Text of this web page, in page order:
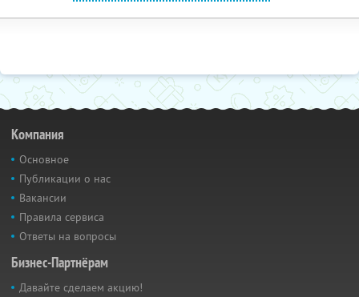
Компания
Основное
Публикации о нас
Вакансии
Правила сервиса
Ответы на вопросы
Бизнес-Партнёрам
Давайте сделаем акцию!